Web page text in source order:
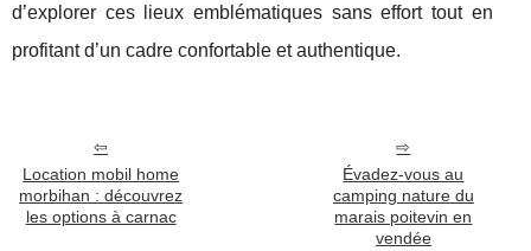
d’explorer ces lieux emblématiques sans effort tout en
profitant d’un cadre confortable et authentique.
Location mobil home
morbihan : découvrez
les options à carnac
Évadez-vous au
camping nature du
marais poitevin en
vendée